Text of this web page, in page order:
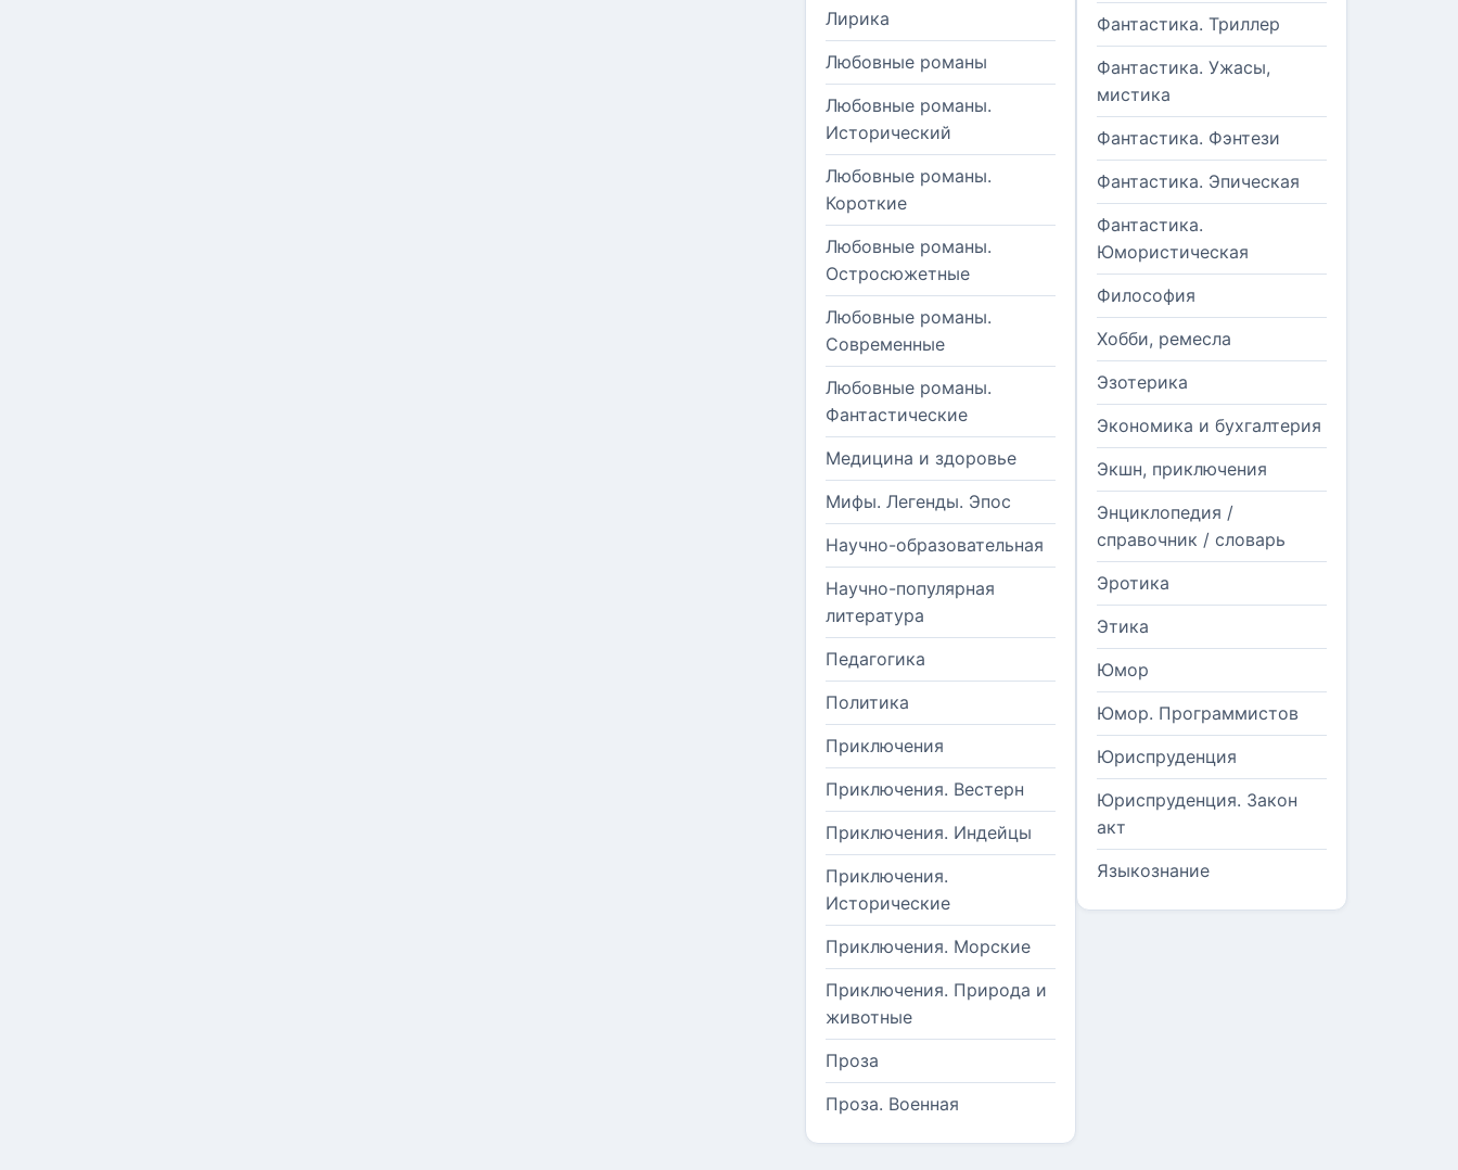
Лирика
Любовные романы
Любовные романы.
Исторический
Любовные романы.
Короткие
Любовные романы.
Остросюжетные
Любовные романы.
Современные
Любовные романы.
Фантастические
Медицина и здоровье
Мифы. Легенды. Эпос
Научно-образовательная
Научно-популярная
литература
Педагогика
Политика
Приключения
Приключения. Вестерн
Приключения. Индейцы
Приключения.
Исторические
Приключения. Морские
Приключения. Природа и
животные
Проза
Проза. Военная
Фантастика. Триллер
Фантастика. Ужасы,
мистика
Фантастика. Фэнтези
Фантастика. Эпическая
Фантастика.
Юмористическая
Философия
Хобби, ремесла
Эзотерика
Экономика и бухгалтерия
Экшн, приключения
Энциклопедия /
справочник / словарь
Эротика
Этика
Юмор
Юмор. Программистов
Юриспруденция
Юриспруденция. Закон
акт
Языкознание